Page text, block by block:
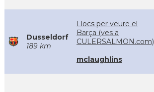
Dusseldorf
189 km
Llocs per veure el
Barça (ves a
CULERSALMON.com)
mclaughlins